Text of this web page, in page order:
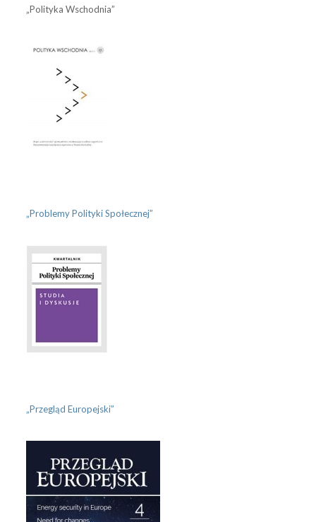
„Polityka Wschodnia”
„Problemy Polityki Społecznej”
„Przegląd Europejski”